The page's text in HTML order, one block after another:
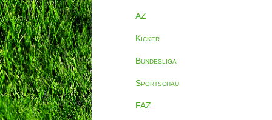
AZ
Kicker
Bundesliga
Sportschau
FAZ